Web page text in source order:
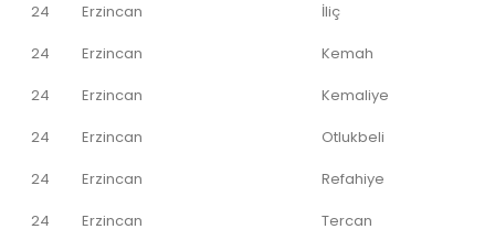
24
Erzincan
İliç
24
Erzincan
Kemah
24
Erzincan
Kemaliye
24
Erzincan
Otlukbeli
24
Erzincan
Refahiye
24
Erzincan
Tercan